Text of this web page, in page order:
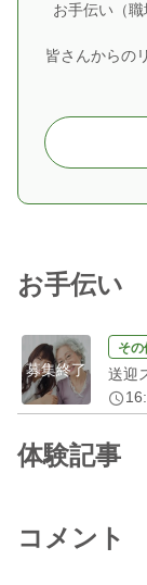
お手伝い（
皆さんからの
お手伝い
募集終了
その
送迎
体験記事
コメント